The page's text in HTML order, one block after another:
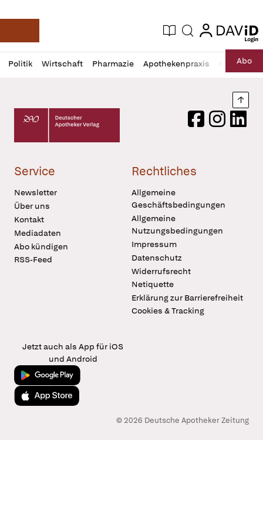
Deutsche Apotheker Zeitung
Aktuelle Ausgabe
Suche login
login
Politik Wirtschaft Pharmazie Apothekenpraxis RechtAbo
Profil
öffnen
Daz
Pur
Deutscher Apotheker Verlag Logo
FacebookInstagram
Service
Newsletter
Über uns
Kontakt
Mediadaten
Abo kündigen
RSS-Feed
Rechtliches
Allgemeine
Geschäftsbedingungen
Allgemeine
Nutzungsbedingungen
Impressum
Datenschutz
Widerrufsrecht
Netiquette
Erklärung zur Barrierefreiheit
Cookies & Tracking
Jetzt auch als App für iOS
und Android
Jetzt bei Google Play
Laden im App Store
© 2026 Deutsche Apotheker Zeitung